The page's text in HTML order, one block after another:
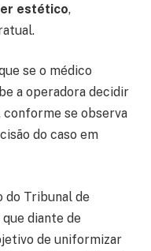
estético,
se o médico
a operadora decidir
conforme se observa
do caso em
do Tribunal de
que diante de
de uniformizar